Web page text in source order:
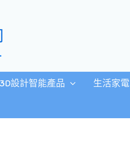
3D設計智能產品 生活家電